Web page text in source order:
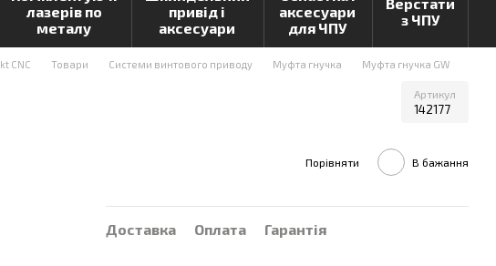
лазерів по
металу
привід і
аксесуари
аксесуари
для ЧПУ
з ЧПУ
CNC Товари Системи винтового приводу Муфта гнучка Муфта гнучка GW
Артикул
142177
Порівняти В бажання
Доставка Оплата Гарантія